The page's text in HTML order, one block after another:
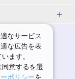
幹線パック
幹線パック
新神戸） 新幹線パッ
旅行
アー
アー
アー
版ィーク（GW）の国内
行
リシー
なサービス
な広告を表
ます。
意するを選
ポリシーを